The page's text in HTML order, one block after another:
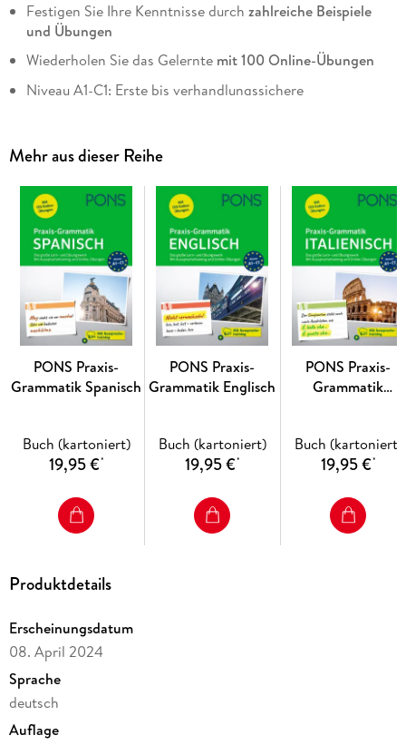
Festigen Sie Ihre Kenntnisse durch zahlreiche Beispiele
und Übungen
Wiederholen Sie das Gelernte mit 100 Online-Übungen
Niveau A1-C1: Erste bis verhandlungssichere
Mehr aus dieser Reihe
PONS Praxis-
Grammatik Spanisch
Buch (kartoniert)
19,95 €*
PONS Praxis-
Grammatik Englisch
Buch (kartoniert)
19,95 €*
PONS Praxis-
Grammatik
Buch (kartoniert)
19,95 €*
Produktdetails
Erscheinungsdatum
08. April 2024
Sprache
deutsch
Auflage